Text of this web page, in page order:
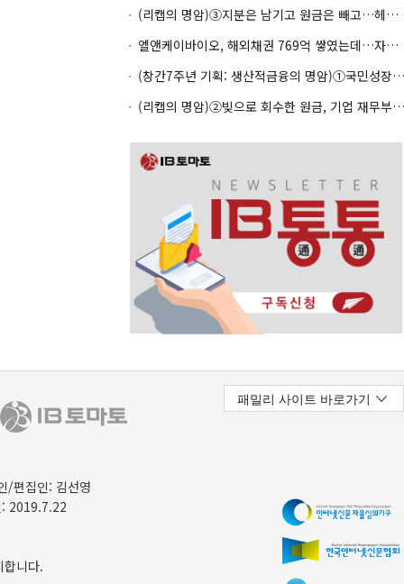
(리캡의 명암)③지분은 남기고 원금은 빼고…헤지펀드로 번진 리캡
엘앤케이바이오, 해외채권 769억 쌓였는데…자회사 4곳 자본잠식
(창간7주년 기획: 생산적금융의 명암)①국민성장펀드 자금흐름 해부
(리캡의 명암)②빚으로 회수한 원금, 기업 재무부담으로 남았다
/편집인: 김선영
2019.7.22
니다.